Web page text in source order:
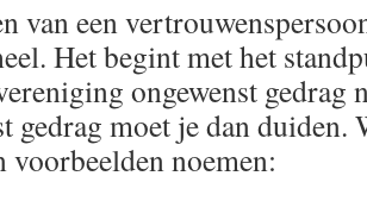
van een
Het begint met het
ongewenst gedrag
gedrag moet je dan duiden.
voorbeelden noemen: